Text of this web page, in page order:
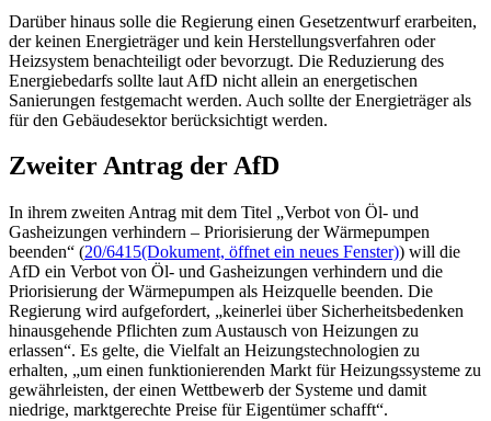
Darüber hinaus solle die Regierung einen Gesetzentwurf erarbeiten,
der keinen Energieträger und kein Herstellungsverfahren oder
Heizsystem benachteiligt oder bevorzugt. Die Reduzierung des
Energiebedarfs sollte laut AfD nicht allein an energetischen
Sanierungen festgemacht werden. Auch sollte der Energieträger als
für den Gebäudesektor berücksichtigt werden.
Zweiter Antrag der AfD
In ihrem zweiten Antrag mit dem Titel „Verbot von Öl- und
Gasheizungen verhindern – Priorisierung der Wärmepumpen
beenden“ (20/6415(Dokument, öffnet ein neues Fenster)) will die
AfD ein Verbot von Öl- und Gasheizungen verhindern und die
Priorisierung der Wärmepumpen als Heizquelle beenden. Die
Regierung wird aufgefordert, „keinerlei über Sicherheitsbedenken
hinausgehende Pflichten zum Austausch von Heizungen zu
erlassen“. Es gelte, die Vielfalt an Heizungstechnologien zu
erhalten, „um einen funktionierenden Markt für Heizungssysteme zu
gewährleisten, der einen Wettbewerb der Systeme und damit
niedrige, marktgerechte Preise für Eigentümer schafft“.